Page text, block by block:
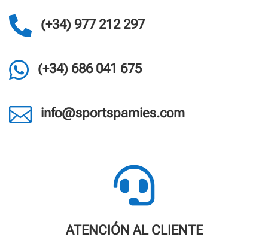
 (+34) 977 212 297
 (+34) 686 041 675
 info@sportspamies.com

ATENCIÓN AL CLIENTE